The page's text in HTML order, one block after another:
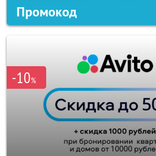
Промокод
-10%